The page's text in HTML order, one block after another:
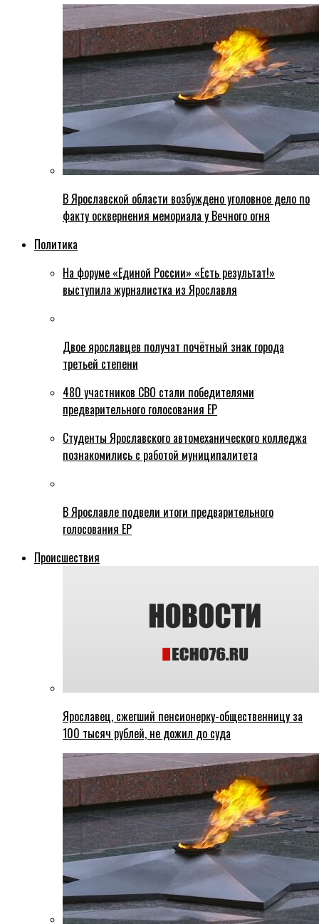
В Ярославской области возбуждено уголовное дело по
факту осквернения мемориала у Вечного огня
Политика
На форуме «Единой России» «Есть результат!»
выступила журналистка из Ярославля
Двое ярославцев получат почётный знак города
третьей степени
480 участников СВО стали победителями
предварительного голосования ЕР
Студенты Ярославского автомеханического колледжа
познакомились с работой муниципалитета
В Ярославле подвели итоги предварительного
голосования ЕР
Происшествия
Ярославец, сжегший пенсионерку-общественницу за
100 тысяч рублей, не дожил до суда